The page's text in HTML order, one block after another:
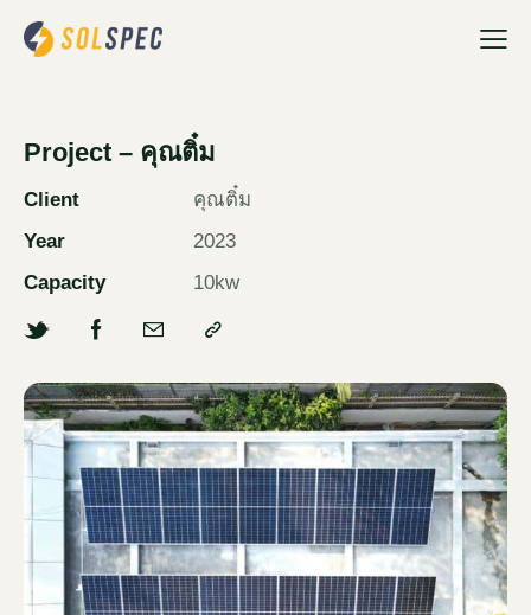
Project – คุณติ๋ม
Client
คุณติ๋ม
Year
2023
Capacity
10kw